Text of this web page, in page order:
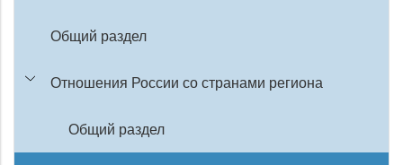
Общий раздел
Отношения России со странами региона
Общий раздел